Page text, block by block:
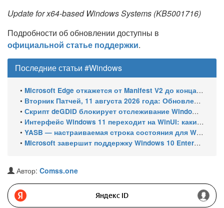
Update for x64-based Windows Systems (KB5001716)
Подробности об обновлении доступны в
официальной статье поддержки.
Последние статьи #Windows
• Microsoft Edge откажется от Manifest V2 до конца 2026 года – классический uBlock Origin перестанет работать
• Вторник Патчей, 11 августа 2026 года: Обновления безопасности для Windows 11 (включая KB5121003), ESU-обновления для Windows 10
• Скрипт deGDID блокирует отслеживание Windows по глобальному идентификатору устройства
• Интерфейс Windows 11 переходит на WinUI: какие системные элементы обновит Microsoft
• YASB — настраиваемая строка состояния для Windows с виджетами и поддержкой нескольких мониторов
• Microsoft завершит поддержку Windows 10 Enterprise LTSC 2021 в январе 2027 года. ESU продлят обновления до января 2030 года
Автор: Comss.one